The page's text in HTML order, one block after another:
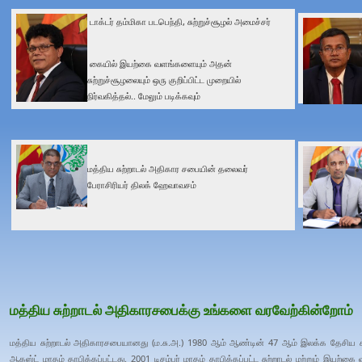
டாக்டர் தம்மிகா படபெந்தி, சுற்றுச்சூழல் அமைச்சர்
கையில் இயற்கை வளங்களையும் அதன்
சுற்றுச்சூழலையும் ஒரு குறிப்பிட்ட முறையில்
நிர்வகித்தல்.. மேலும் படிக்கவும்
மத்திய சுற்றாடல் அதிகார சபையின் தலைவர்
பேராசிரியர் திலக் ஹேவாவசம்
மத்திய சுற்றாடல் அதிகாரசபைக்கு உங்களை வரவேற்கின்றோம்
மத்திய சுற்றாடல் அதிகாரசபையானது (ம.சு.அ.) 1980 ஆம் ஆண்டின் 47 ஆம் இலக்க தேசிய
ஆகஸ்ட் மாதம் தாபிக்கப்பட்டது. 2001 டிசம்பர் மாதம் தாபிக்கப்பட்ட சுற்றாடல் மற்றும்